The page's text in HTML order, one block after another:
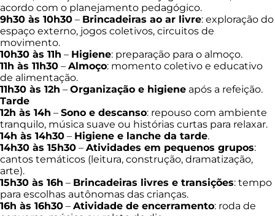
acordo com o planejamento pedagógico.
9h30 às 10h30 – Brincadeiras ao ar livre: exploração do
espaço externo, jogos coletivos, circuitos de
movimento.
10h30 às 11h – Higiene: preparação para o almoço.
11h às 11h30 – Almoço: momento coletivo e educativo
de alimentação.
11h30 às 12h – Organização e higiene após a refeição.
Tarde
12h às 14h – Sono e descanso: repouso com ambiente
tranquilo, música suave ou histórias curtas para relaxar.
14h às 14h30 – Higiene e lanche da tarde.
14h30 às 15h30 – Atividades em pequenos grupos:
cantos temáticos (leitura, construção, dramatização,
arte).
15h30 às 16h – Brincadeiras livres e transições: tempo
para escolhas autônomas das crianças.
16h às 16h30 – Atividade de encerramento: roda de